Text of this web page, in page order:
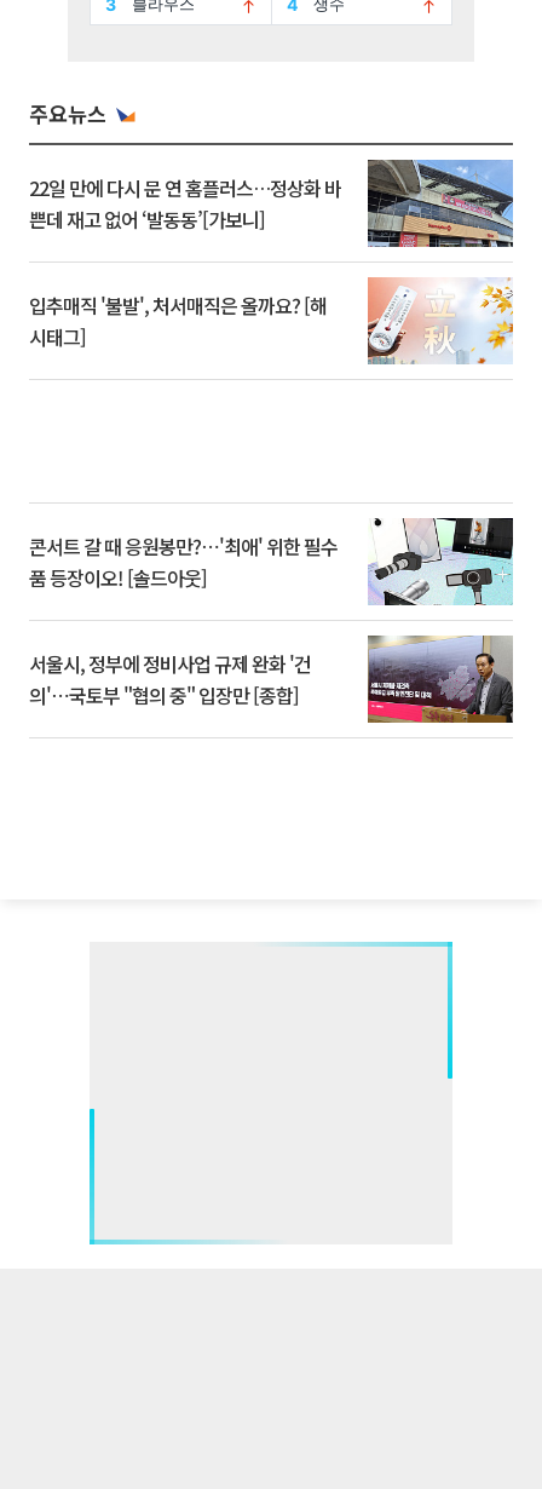
주요뉴스
22일 만에 다시 문 연 홈플러스…정상화 바
쁜데 재고 없어 ‘발동동’[가보니]
입추매직 '불발', 처서매직은 올까요? [해
시태그]
콘서트 갈 때 응원봉만?⋯'최애' 위한 필수
품 등장이오! [솔드아웃]
서울시, 정부에 정비사업 규제 완화 '건
의'⋯국토부 "협의 중" 입장만 [종합]